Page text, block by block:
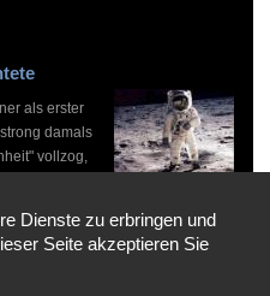
als erster
damals
vollzog,
Dienste zu erbringen und
Seite akzeptieren Sie